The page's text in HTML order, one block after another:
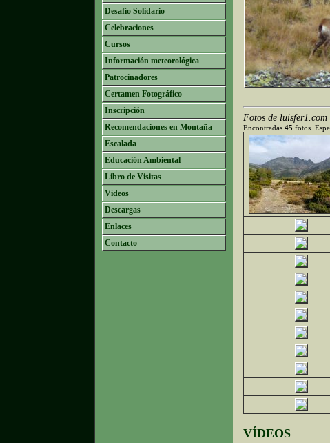
Desafío Solidario
Celebraciones
Cursos
Información meteorológica
Patrocinadores
Certamen Fotográfico
Inscripción
Recomendaciones en Montaña
Escalada
Educación Ambiental
Libro de Visitas
Vídeos
Descargas
Enlaces
Contacto
Fotos de luisfer1.com
Encontradas 45 fotos.
VÍDEOS